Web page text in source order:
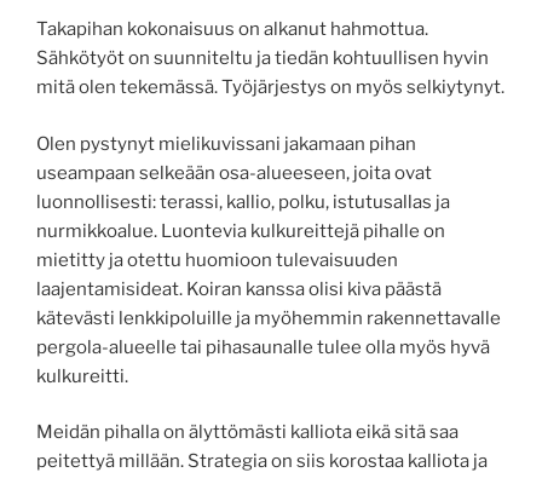
Takapihan kokonaisuus on alkanut hahmottua.
Sähkötyöt on suunniteltu ja tiedän kohtuullisen hyvin
mitä olen tekemässä. Työjärjestys on myös selkiytynyt.
Olen pystynyt mielikuvissani jakamaan pihan
useampaan selkeään osa-alueeseen, joita ovat
luonnollisesti: terassi, kallio, polku, istutusallas ja
nurmikkoalue. Luontevia kulkureittejä pihalle on
mietitty ja otettu huomioon tulevaisuuden
laajentamisideat. Koiran kanssa olisi kiva päästä
kätevästi lenkkipoluille ja myöhemmin rakennettavalle
pergola-alueelle tai pihasaunalle tulee olla myös hyvä
kulkureitti.
Meidän pihalla on älyttömästi kalliota eikä sitä saa
peitettyä millään. Strategia on siis korostaa kalliota ja